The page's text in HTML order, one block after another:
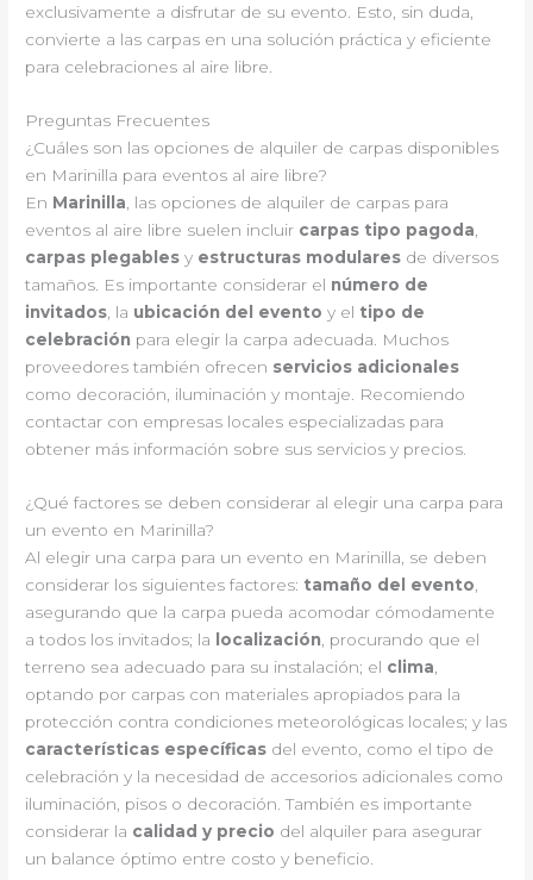
exclusivamente a disfrutar de su evento. Esto, sin duda,
convierte a las carpas en una solución práctica y eficiente
para celebraciones al aire libre.
Preguntas Frecuentes
¿Cuáles son las opciones de alquiler de carpas disponibles
en Marinilla para eventos al aire libre?
En Marinilla , las opciones de alquiler de carpas para
eventos al aire libre suelen incluir carpas tipo pagoda
carpas plegables y estructuras modulares de diversos
tamaños. Es importante considerar el número de
invitados , la ubicación del evento y el tipo de
celebración para elegir la carpa adecuada. Muchos
proveedores también ofrecen servicios adicionales
como decoración, iluminación y montaje. Recomiendo
contactar con empresas locales especializadas para
obtener más información sobre sus servicios y precios.
¿Qué factores se deben considerar al elegir una carpa para
un evento en Marinilla?
Al elegir una carpa para un evento en Marinilla, se deben
considerar los siguientes factores: tamaño del evento
asegurando que la carpa pueda acomodar cómodamente
a todos los invitados; la
localización , procurando que el
terreno sea adecuado para su instalación; el clima
optando por carpas con materiales apropiados para la
protección contra condiciones meteorológicas locales; y las
características específicas del evento, como el tipo de
celebración y la necesidad de accesorios adicionales como
iluminación, pisos o decoración. También es importante
considerar la calidad y precio del alquiler para asegurar
un balance óptimo entre costo y beneficio.